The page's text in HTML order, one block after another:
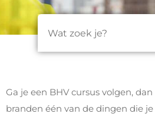
Ga je een BHV cursus volgen,
branden één van de dingen die